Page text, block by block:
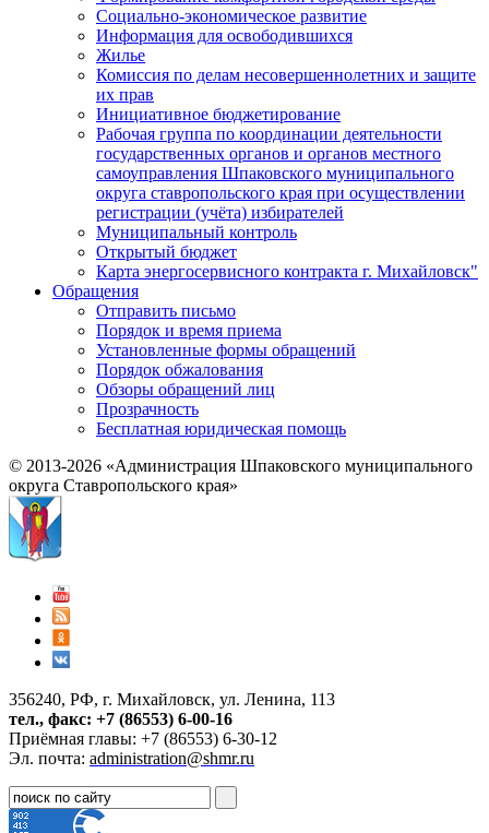
Социально-экономическое развитие
Информация для освободившихся
Жилье
Комиссия по делам несовершеннолетних и защите
их прав
Инициативное бюджетирование
Рабочая группа по координации деятельности
государственных органов и органов местного
самоуправления Шпаковского муниципального
округа ставропольского края при осуществлении
регистрации (учёта) избирателей
Муниципальный контроль
Открытый бюджет
Карта энергосервисного контракта г. Михайловск"
Обращения
Отправить письмо
Порядок и время приема
Установленные формы обращений
Порядок обжалования
Обзоры обращений лиц
Прозрачность
Бесплатная юридическая помощь
© 2013-2026 «Администрация Шпаковского муниципального
округа Ставропольского края»
356240, РФ, г. Михайловск, ул. Ленина, 113
тел., факс: +7 (86553) 6-00-16
Приёмная главы: +7 (86553) 6-30-12
Эл. почта: administration@shmr.ru